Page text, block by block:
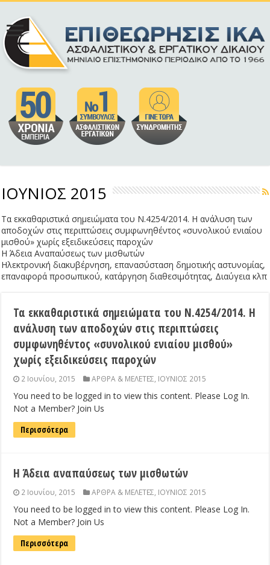
ΙΟΥΝΙΟΣ 2015
Τα εκκαθαριστικά σημειώματα του Ν.4254/2014. Η ανάλυση των
αποδοχών στις περιπτώσεις συμφωνηθέντος «συνολικού ενιαίου
μισθού» χωρίς εξειδικεύσεις παροχών
Η Άδεια Αναπαύσεως των μισθωτών
Ηλεκτρονική διακυβέρνηση, επανασύσταση δημοτικής αστυνομίας,
επαναφορά προσωπικού, κατάργηση διαθεσιμότητας, Διαύγεια κλπ
Τα εκκαθαριστικά σημειώματα του Ν.4254/2014. Η
ανάλυση των αποδοχών στις περιπτώσεις
συμφωνηθέντος «συνολικού ενιαίου μισθού»
χωρίς εξειδικεύσεις παροχών
2 Ιουνίου, 2015 ΑΡΘΡΑ & ΜΕΛΕΤΕΣ, ΙΟΥΝΙΟΣ 2015
You need to be logged in to view this content. Please Log In.
Not a Member? Join Us
Περισσότερα
Η Άδεια αναπαύσεως των μισθωτών
2 Ιουνίου, 2015 ΑΡΘΡΑ & ΜΕΛΕΤΕΣ, ΙΟΥΝΙΟΣ 2015
You need to be logged in to view this content. Please Log In.
Not a Member? Join Us
Περισσότερα